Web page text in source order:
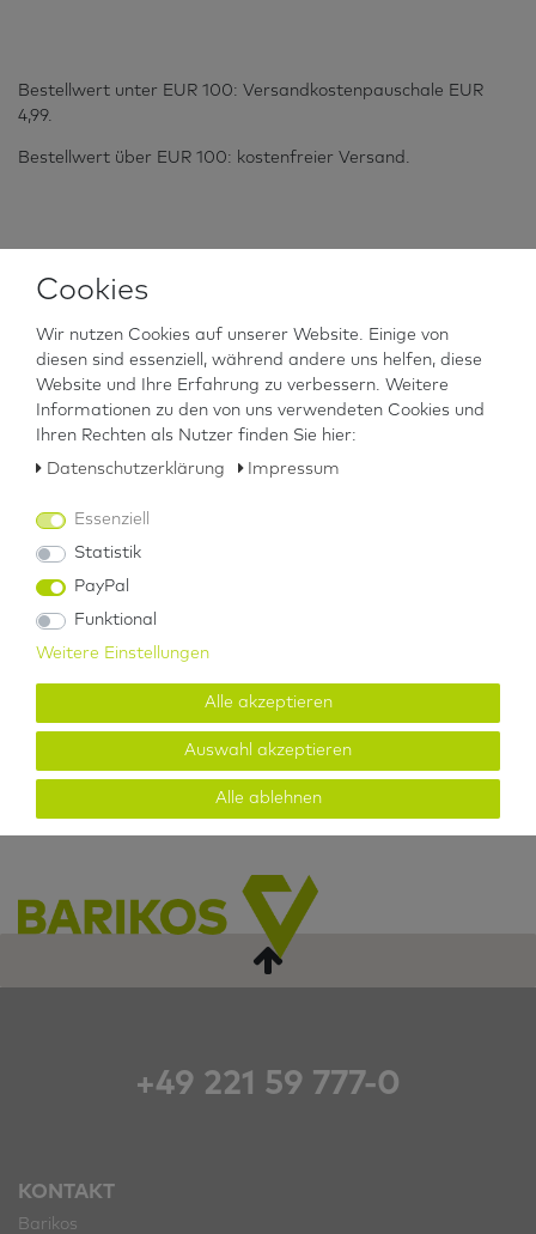
Bestellwert unter EUR 100: Versandkostenpauschale EUR
4,99.
Bestellwert über EUR 100: kostenfreier Versand.
Bestellwert unter EUR 100: Versandkostenpauschale EUR
7,90.
Bestellwert über EUR 100: kostenfreier Versand.
3. Lieferzeiten
Werktagen (Montag bis Freitag außer an bundeseinheitlichen
und regionalen Feiertagen) nach Zahlungseingang.
+49 221 59 777-0
KONTAKT
Barikos
Cookies
Wir nutzen Cookies auf unserer Website. Einige von
diesen sind essenziell, während andere uns helfen, diese
Website und Ihre Erfahrung zu verbessern. Weitere
Informationen zu den von uns verwendeten Cookies und
Ihren Rechten als Nutzer finden Sie hier:
Daten­schutz­erklärung
Impressum
Essenziell
Statistik
PayPal
Funktional
Weitere Einstellungen
Alle akzeptieren
Auswahl akzeptieren
Alle ablehnen